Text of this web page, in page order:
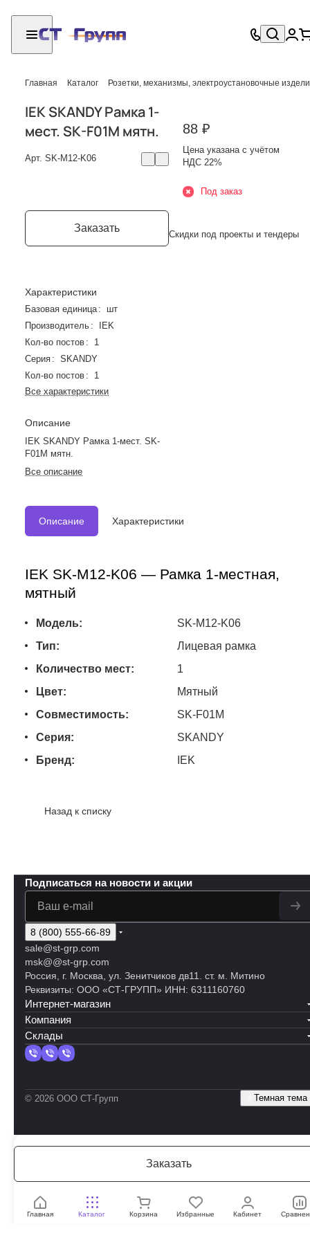
Главная Каталог Розетки, механизмы, электроустановочные
IEK SKANDY Рамка 1-
мест. SK-F01M мятн.
Арт. SK-M12-K06
Заказать
Характеристики
Базовая единица :
шт
Производитель :
IEK
Кол-во постов :
1
Серия : SKANDY
Кол-во постов :
1
Все характеристики
Описание
IEK SKANDY Рамка 1-мест. SK-
F01M мятн.
Все описание
88 ₽
Цена указана с учётом
НДС 22%
Под заказ
Скидки под проекты и тендеры
Описание Характеристики
IEK SK-M12-K06 — Рамка 1-местная,
мятный
Модель:
SK-M12-K06
Тип:
Лицевая рамка
Количество мест:
1
Цвет:
Мятный
Совместимость:
SK-F01M
Серия:
SKANDY
Бренд:
IEK
Назад к списку
Заказать
Главная Каталог Корзина Избранные Кабинет
Подписаться на новости и акции
8 (800) 555-66-89
sale@st-grp.com
msk@@st-grp.com
Россия, г. Москва, ул. Зенитчиков дв11. ст. м. Митино
Реквизиты: ООО «СТ-ГРУПП» ИНН: 6311160760
Интернет-магазин
Компания
Склады
© 2026 ООО СТ-Групп Темная тема